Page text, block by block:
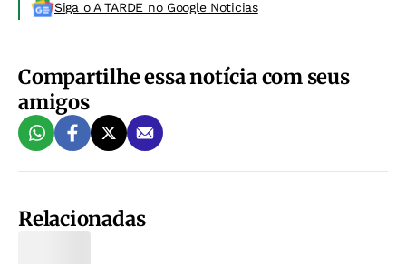
Siga o A TARDE no Google Noticias
Compartilhe essa notícia com seus
amigos
Relacionadas